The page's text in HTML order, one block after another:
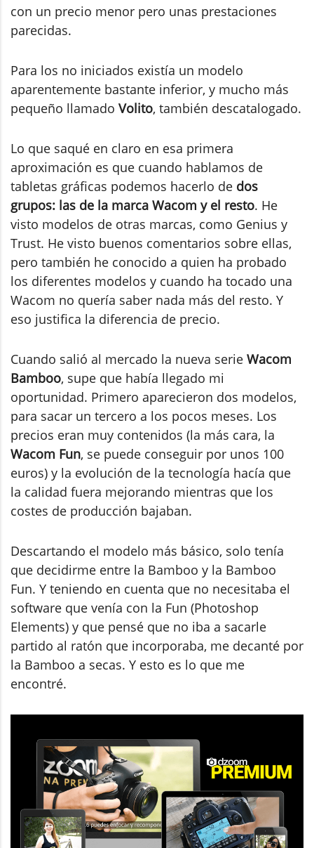
con un precio menor pero unas prestaciones
parecidas.
Para los no iniciados existía un modelo
aparentemente bastante inferior, y mucho más
pequeño llamado Volito, también descatalogado.
Lo que saqué en claro en esa primera
aproximación es que cuando hablamos de
tabletas gráficas podemos hacerlo de dos
grupos: las de la marca Wacom y el resto. He
visto modelos de otras marcas, como Genius y
Trust. He visto buenos comentarios sobre ellas,
pero también he conocido a quien ha probado
los diferentes modelos y cuando ha tocado una
Wacom no quería saber nada más del resto. Y
eso justifica la diferencia de precio.
Cuando salió al mercado la nueva serie Wacom
Bamboo, supe que había llegado mi
oportunidad. Primero aparecieron dos modelos,
para sacar un tercero a los pocos meses. Los
precios eran muy contenidos (la más cara, la
Wacom Fun, se puede conseguir por unos 100
euros) y la evolución de la tecnología hacía que
la calidad fuera mejorando mientras que los
costes de producción bajaban.
Descartando el modelo más básico, solo tenía
que decidirme entre la Bamboo y la Bamboo
Fun. Y teniendo en cuenta que no necesitaba el
software que venía con la Fun (Photoshop
Elements) y que pensé que no iba a sacarle
partido al ratón que incorporaba, me decanté por
la Bamboo a secas. Y esto es lo que me
encontré.